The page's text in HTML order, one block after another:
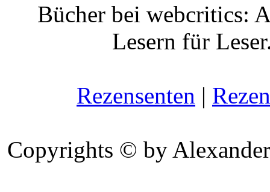
Bücher bei webcritics:
Lesern für
Rezensenten |
Copyrights © by